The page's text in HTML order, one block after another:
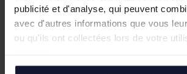
publicité et d'analyse, qui peuvent
avec d'autres informations que vous
ou qu'ils ont collectées lors de votre